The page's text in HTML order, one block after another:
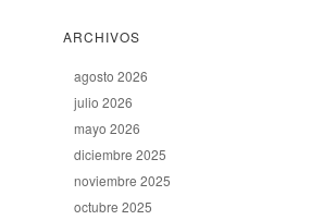
ARCHIVOS
agosto 2026
julio 2026
mayo 2026
diciembre 2025
noviembre 2025
octubre 2025